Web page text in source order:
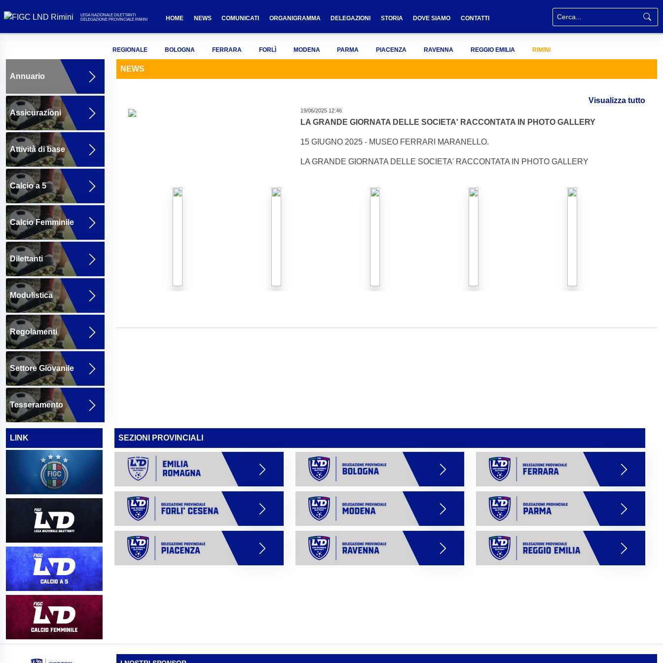
LEGA NAZIONALE DILETTANTI
DELEGAZIONE PROVINCIALE RIMINI
HOME NEWS COMUNICATI ORGANIGRAMMA DELEGAZIONI STORIA DOVE SIAMO CONTATTI
REGIONALE BOLOGNA FERRARA FORLÌ MODENA PARMA PIACENZA RAVENNA REGGIO EMILIA RIMINI
Annuario
Assicurazioni
Attività di base
Calcio a 5
Calcio Femminile
Dilettanti
Modulistica
Regolamenti
Settore Giovanile
Tesseramento
NEWS
Visualizza tutto
19/06/2025 12:46
LA GRANDE GIORNATA DELLE SOCIETA' RACCONTATA IN PHOTO GALLERY
15 GIUGNO 2025 - MUSEO FERRARI MARANELLO.
LA GRANDE GIORNATA DELLE SOCIETA' RACCONTATA IN PHOTO GALLERY
LINK SEZIONI PROVINCIALI